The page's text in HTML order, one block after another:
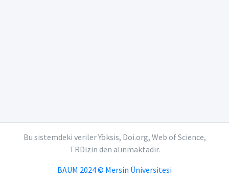
Bu sistemdeki veriler Yöksis, Doi.org, Web of Science,
TRDizin den alınmaktadır.
BAUM 2024 © Mersin Üniversitesi